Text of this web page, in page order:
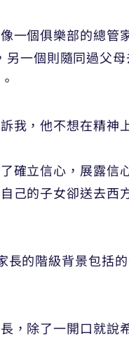
一個俱樂部的總
一個則隨同過父
我，他不想在精神
確立信心，展露
己的子女卻送去西
長的階級背景包括
，除了一開口就說